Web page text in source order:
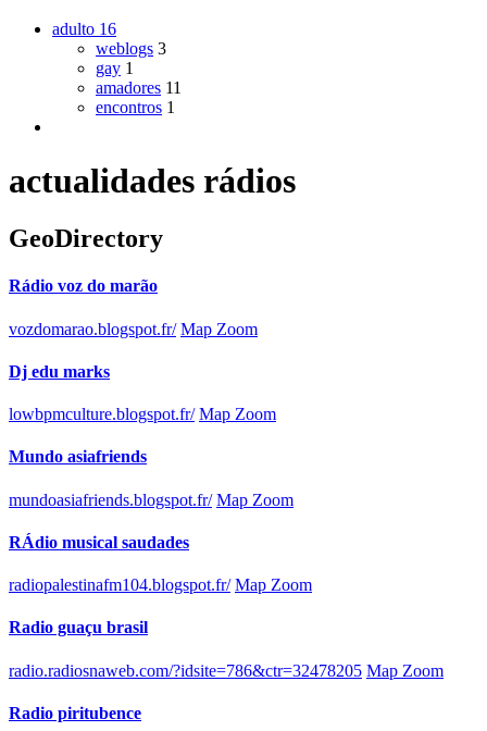
adulto 16
weblogs 3
gay 1
amadores 11
encontros 1
actualidades rádios
GeoDirectory
Rádio voz do marão
vozdomarao.blogspot.fr/ Map Zoom
Dj edu marks
lowbpmculture.blogspot.fr/ Map Zoom
Mundo asiafriends
mundoasiafriends.blogspot.fr/ Map Zoom
RÁdio musical saudades
radiopalestinafm104.blogspot.fr/ Map Zoom
Radio guaçu brasil
radio.radiosnaweb.com/?idsite=786&ctr=32478205 Map Zoom
Radio piritubence